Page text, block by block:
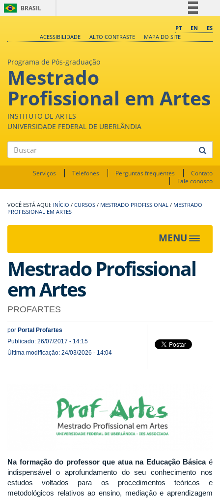
BRASIL
Comunica BR
Canais
PT EN
ES
ACESSIBILIDADE
ALTO CONTRASTE MAPA DO SITE
Programa de Pós-graduação
Mestrado
Profissional em Artes
INSTITUTO DE ARTES
UNIVERSIDADE FEDERAL DE UBERLÂNDIA
Buscar
Serviços Telefones Perguntas frequentes
Contato
Fale conosco
INÍCIO / CURSOS / MESTRADO PROFISSIONAL / MESTRADO
PROFISSIONAL EM ARTES
MENU
Toggle
Mestrado Profissional
em Artes
PROFARTES
por Portal Profartes
Publicado: 26/07/2017 - 14:15
Última modificação: 24/03/2026 - 14:04
Na formação do professor que atua na Educação Básicaé
indispensável o aprofundamento do seu conhecimento nos
estudos voltados para os procedimentos teóricos e
metodológicos relativos ao ensino, mediação e aprendizagem